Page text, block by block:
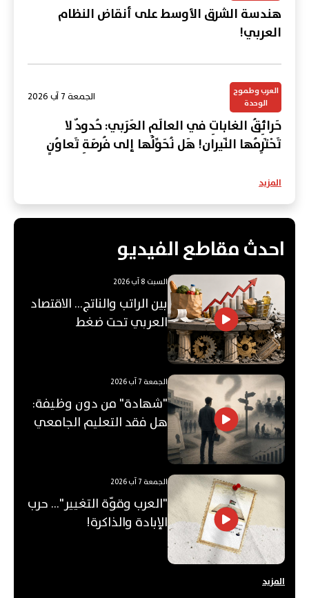
هندسة الشرق الأوسط على أنقاض النظام
العربي!
العرب وطموح
الوحدة
الجمعة 7 آب 2026
حَرائِقُ الغاباتِ في العالَمِ العَرَبي: حُدودٌ لا
تَحْتَرِمُها النّيران! هَل نُحَوِّلُها إلى فُرصَةِ تَعاوُنٍ
المزيد
احدث مقاطع الفيديو
السبت 8 آب 2026
بين الراتب والناتج… الاقتصاد
العربي تحت ضغط
الجمعة 7 آب 2026
"شهادة" من دون وظيفة:
هل فقد التعليم الجامعي
الجمعة 7 آب 2026
"العرب وقوّة التغيير"... حرب
الإبادة والذاكرة!
المزيد